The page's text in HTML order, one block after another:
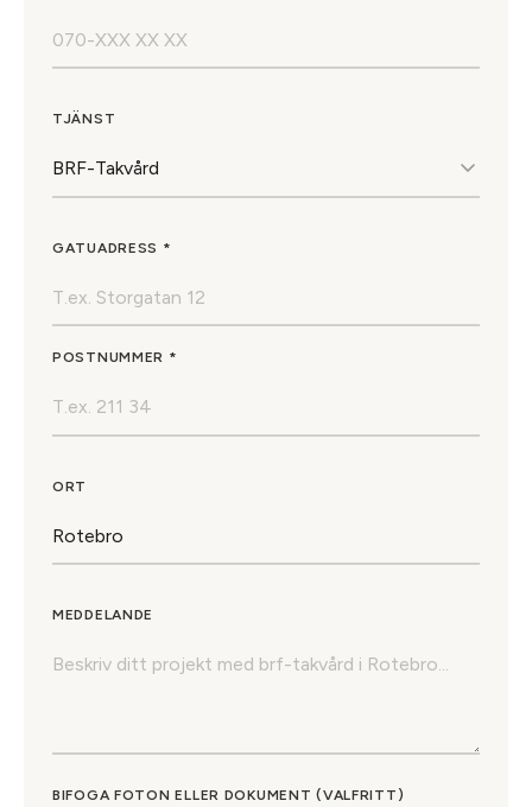
TJÄNST
GATUADRESS *
POSTNUMMER *
ORT
MEDDELANDE
BIFOGA FOTON ELLER DOKUMENT (VALFRITT)